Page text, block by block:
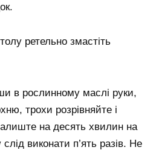
ретельно змастіть
в рослинному маслі руки,
трохи розрівняйте і
на десять хвилин на
виконати п’ять разів. Не